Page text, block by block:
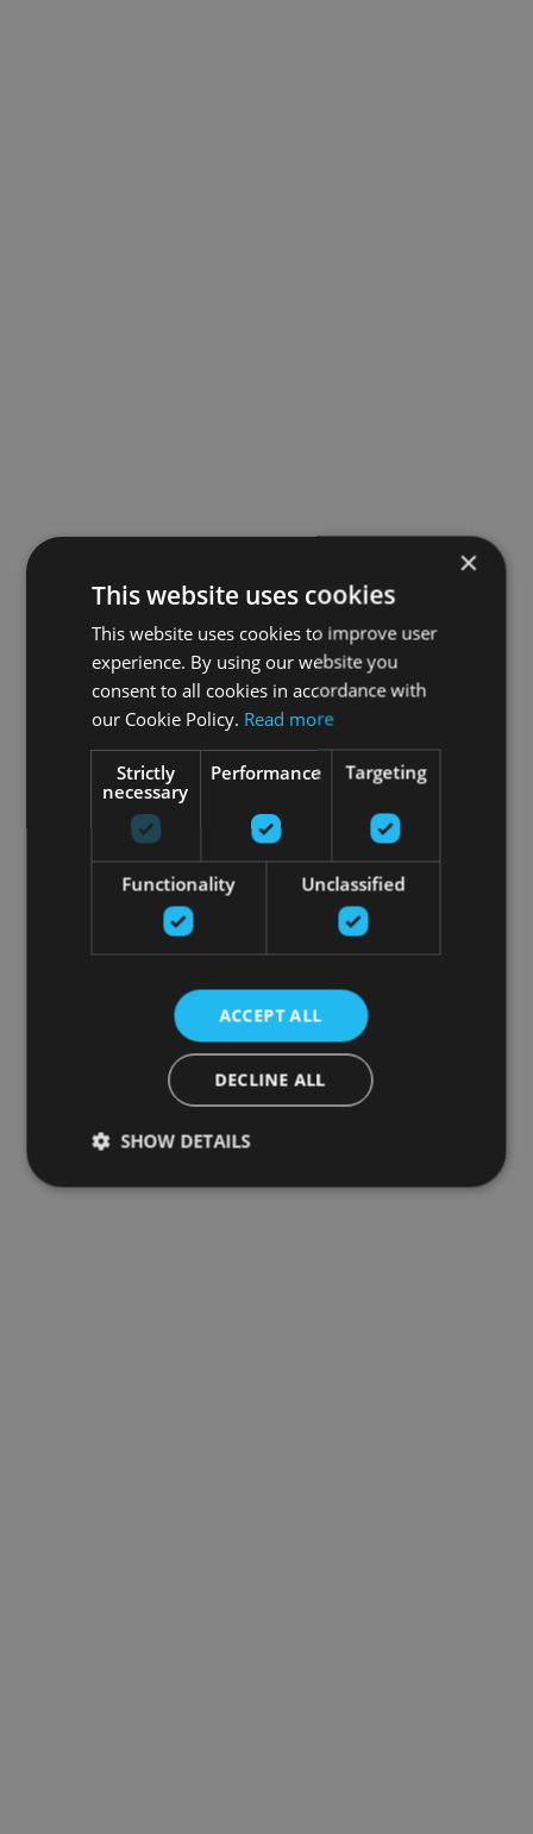
×
This website uses cookies
This website uses cookies to improve user
experience. By using our website you
consent to all cookies in accordance with
our Cookie Policy. Read more
Strictly
necessary
Performance Targeting
Functionality Unclassified
ACCEPT ALL
DECLINE ALL
SHOW DETAILS